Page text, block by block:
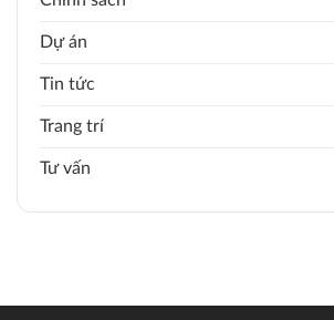
Dự án
Tin tức
Trang trí
Tư vấn